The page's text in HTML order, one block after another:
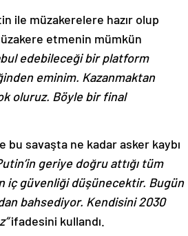
ile müzakerelere hazır olup
etmenin mümkün
edebileceği bir platform
eminim. Kazanmaktan
oluruz. Böyle bir final
bu savaşta ne kadar asker kaybı
geriye doğru attığı tüm
iç güvenliği düşünecektir. Bugün
bahsediyor. Kendisini 2030
ifadesini kullandı.